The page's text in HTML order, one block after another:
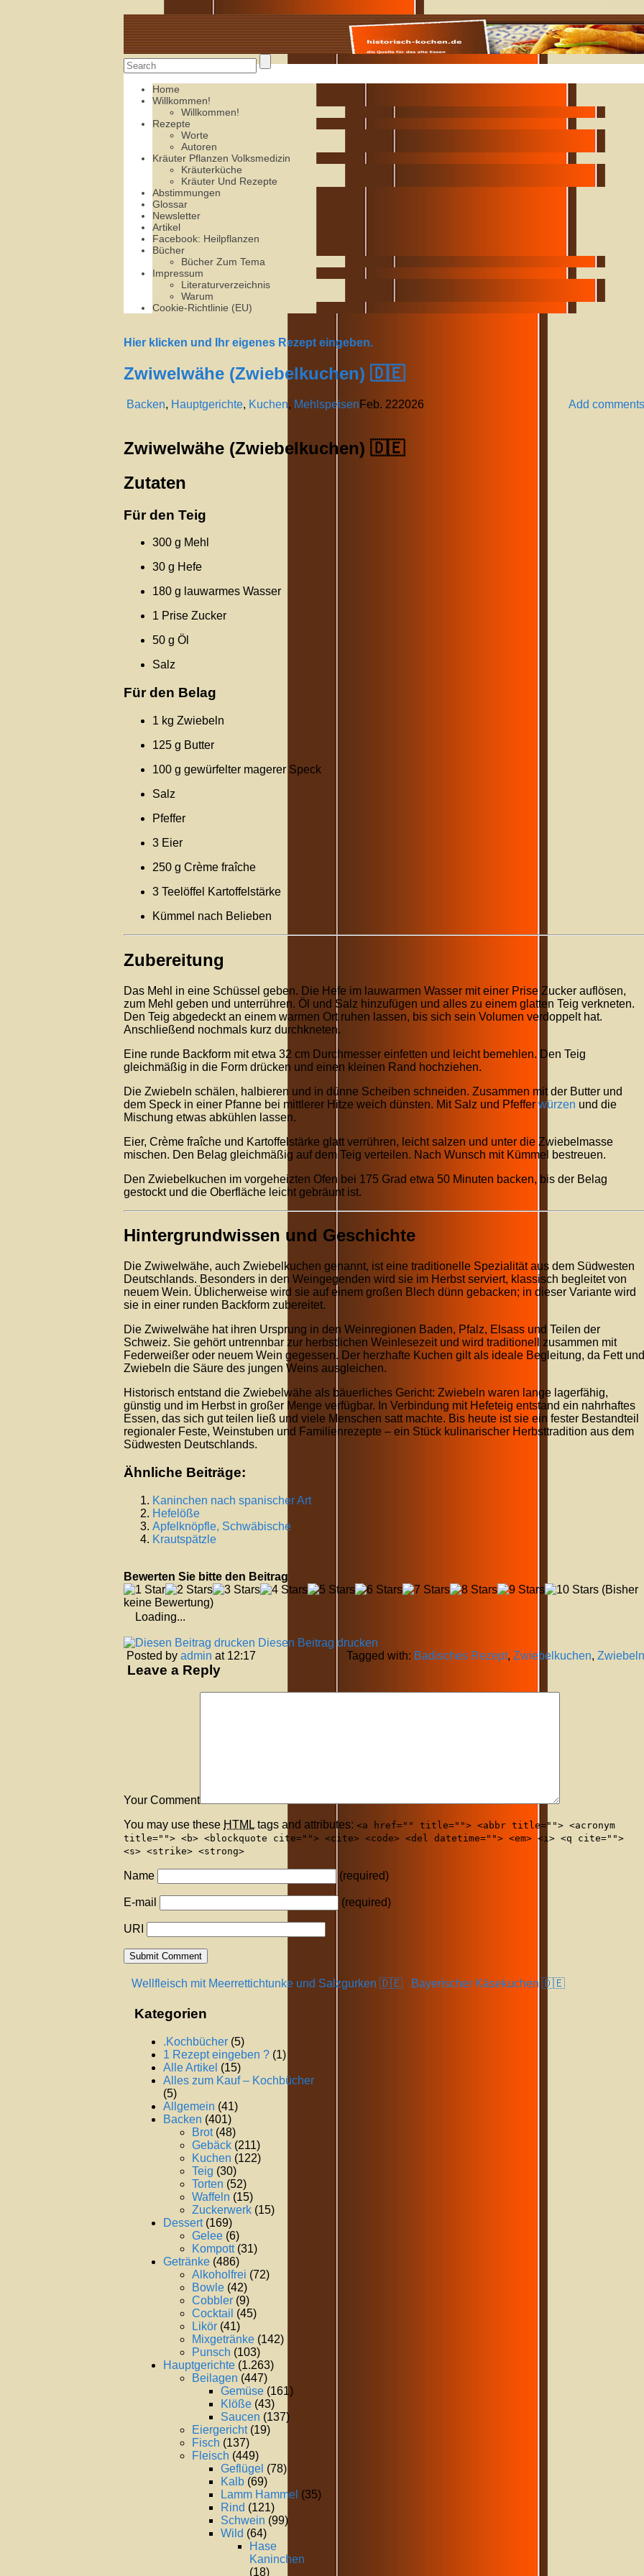
Alte Rezepte online
Home
Willkommen!
Willkommen!
Rezepte
Worte
Autoren
Kräuter Pflanzen Volksmedizin
Kräuterküche
Kräuter Und Rezepte
Abstimmungen
Glossar
Newsletter
Artikel
Facebook: Heilpflanzen
Bücher
Bücher Zum Tema
Impressum
Literaturverzeichnis
Warum
Cookie-Richtlinie (EU)
Hier klicken und Ihr eigenes Rezept eingeben.
Zwiwelwähe (Zwiebelkuchen) 🇩🇪
Backen, Hauptgerichte, Kuchen, Mehlspeisen Add comments
Feb. 222026
Zwiwelwähe (Zwiebelkuchen) 🇩🇪
Zutaten
Für den Teig
300 g Mehl
30 g Hefe
180 g lauwarmes Wasser
1 Prise Zucker
50 g Öl
Salz
Für den Belag
1 kg Zwiebeln
125 g Butter
100 g gewürfelter magerer Speck
Salz
Pfeffer
3 Eier
250 g Crème fraîche
3 Teelöffel Kartoffelstärke
Kümmel nach Belieben
Zubereitung
Das Mehl in eine Schüssel geben. Die Hefe im lauwarmen Wasser mit einer Prise Zucker auflösen,
zum Mehl geben und unterrühren. Öl und Salz hinzufügen und alles zu einem glatten Teig verkneten.
Den Teig abgedeckt an einem warmen Ort ruhen lassen, bis sich sein Volumen verdoppelt hat.
Anschließend nochmals kurz durchkneten.
Eine runde Backform mit etwa 32 cm Durchmesser einfetten und leicht bemehlen. Den Teig
gleichmäßig in die Form drücken und einen kleinen Rand hochziehen.
Die Zwiebeln schälen, halbieren und in dünne Scheiben schneiden. Zusammen mit der Butter und
dem Speck in einer Pfanne bei mittlerer Hitze weich dünsten. Mit Salz und Pfeffer würzen und die
Mischung etwas abkühlen lassen.
Eier, Crème fraîche und Kartoffelstärke glatt verrühren, leicht salzen und unter die Zwiebelmasse
mischen. Den Belag gleichmäßig auf dem Teig verteilen. Nach Wunsch mit Kümmel bestreuen.
Den Zwiebelkuchen im vorgeheizten Ofen bei 175 Grad etwa 50 Minuten backen, bis der Belag
gestockt und die Oberfläche leicht gebräunt ist.
Hintergrundwissen und Geschichte
Die Zwiwelwähe, auch Zwiebelkuchen genannt, ist eine traditionelle Spezialität aus dem Südwesten
Deutschlands. Besonders in den Weingegenden wird sie im Herbst serviert, klassisch begleitet von
neuem Wein. Üblicherweise wird sie auf einem großen Blech dünn gebacken; in dieser Variante wird
sie in einer runden Backform zubereitet.
Die Zwiwelwähe hat ihren Ursprung in den Weinregionen Baden, Pfalz, Elsass und Teilen der
Schweiz. Sie gehört untrennbar zur herbstlichen Weinlesezeit und wird traditionell zusammen mit
Federweißer oder neuem Wein gegessen. Der herzhafte Kuchen gilt als ideale Begleitung, da Fett und
Zwiebeln die Säure des jungen Weins ausgleichen.
Historisch entstand die Zwiebelwähe als bäuerliches Gericht: Zwiebeln waren lange lagerfähig,
günstig und im Herbst in großer Menge verfügbar. In Verbindung mit Hefeteig entstand ein nahrhaftes
Essen, das sich gut teilen ließ und viele Menschen satt machte. Bis heute ist sie ein fester Bestandteil
regionaler Feste, Weinstuben und Familienrezepte – ein Stück kulinarischer Herbsttradition aus dem
Südwesten Deutschlands.
Ähnliche Beiträge:
Kaninchen nach spanischer Art
Hefelöße
Apfelknöpfle, Schwäbische
Krautspätzle
Bewerten Sie bitte den Beitrag
(Bisher
keine Bewertung)
Loading...
Diesen Beitrag drucken
Posted by admin at 12:17 Tagged with: Badisches Rezept, Zwiebelkuchen, Zwiebeln
Leave a Reply
Your Comment
You may use these HTML tags and attributes: <a href="" title=""> <abbr title=""> <acronym
title=""> <b> <blockquote cite=""> <cite> <code> <del datetime=""> <em> <i> <q cite="">
<s> <strike> <strong>
Name (required)
E-mail (required)
URI
Wellfleisch mit Meerrettichtunke und Salzgurken 🇩🇪 Bayerischer Käsekuchen 🇩🇪
Kategorien
.Kochbücher (5)
1 Rezept eingeben ? (1)
Alle Artikel (15)
Alles zum Kauf – Kochbücher
(5)
Allgemein (41)
Backen (401)
Brot(48)
Gebäck (211)
Kuchen (122)
Teig (30)
Torten (52)
Waffeln (15)
Zuckerwerk (15)
Dessert(169)
Gelee (6)
Kompott(31)
Getränke (486)
Alkoholfrei (72)
Bowle (42)
Cobbler (9)
Cocktail (45)
Likör (41)
Mixgetränke (142)
Punsch (103)
Hauptgerichte (1.263)
Beilagen (447)
Gemüse (161)
Klöße (43)
Saucen (137)
Eiergericht(19)
Fisch (137)
Fleisch (449)
Geflügel (78)
Kalb (69)
Lamm Hammel (35)
Rind (121)
Schwein (99)
Wild (64)
Hase
Kaninchen
(18)